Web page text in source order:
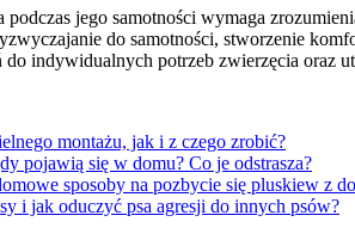
jego samotności wymaga
do samotności, stworzenie
do indywidualnych potrzeb zwierzęcia oraz
montażu, jak i z czego zrobić?
pojawią się w domu? Co je odstrasza?
sposoby na pozbycie się pluskiew z
i jak oduczyć psa agresji do innych psów?